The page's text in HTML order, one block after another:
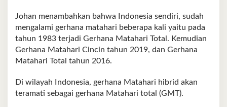
Johan menambahkan bahwa Indonesia sendiri, sudah
mengalami gerhana matahari beberapa kali yaitu pada
tahun 1983 terjadi Gerhana Matahari Total. Kemudian
Gerhana Matahari Cincin tahun 2019, dan Gerhana
Matahari Total tahun 2016.
Di wilayah Indonesia, gerhana Matahari hibrid akan
teramati sebagai gerhana Matahari total (GMT).